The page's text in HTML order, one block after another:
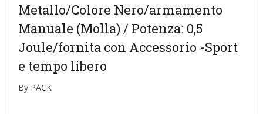
Metallo/Colore Nero/armamento
Manuale (Molla) / Potenza: 0,5
Joule/fornita con Accessorio -Sport
e tempo libero
By PACK